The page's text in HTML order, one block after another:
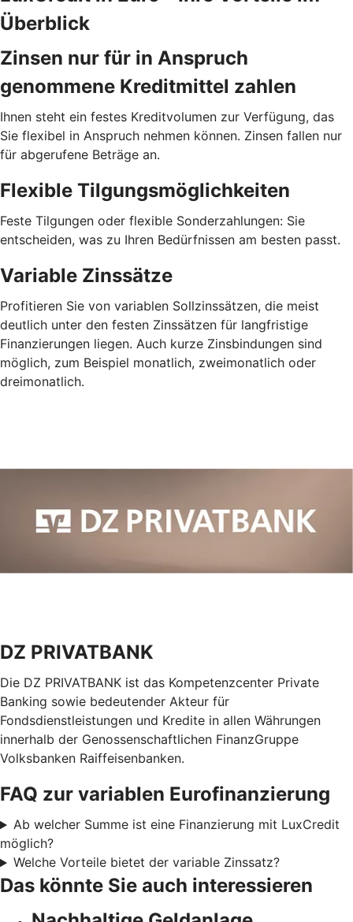
Überblick
Zinsen nur für in Anspruch
genommene Kreditmittel zahlen
Ihnen steht ein festes Kreditvolumen zur Verfügung, das
Sie flexibel in Anspruch nehmen können. Zinsen fallen nur
für abgerufene Beträge an.
Flexible Tilgungsmöglichkeiten
Feste Tilgungen oder flexible Sonderzahlungen: Sie
entscheiden, was zu Ihren Bedürfnissen am besten passt.
Variable Zinssätze
Profitieren Sie von variablen Sollzinssätzen, die meist
deutlich unter den festen Zinssätzen für langfristige
Finanzierungen liegen. Auch kurze Zinsbindungen sind
möglich, zum Beispiel monatlich, zweimonatlich oder
dreimonatlich.
DZ PRIVATBANK
Die DZ PRIVATBANK ist das Kompetenzcenter Private
Banking sowie bedeutender Akteur für
Fondsdienstleistungen und Kredite in allen Währungen
innerhalb der Genossenschaftlichen FinanzGruppe
Volksbanken Raiffeisenbanken.
FAQ zur variablen Eurofinanzierung
Ab welcher Summe ist eine Finanzierung mit LuxCredit
möglich?
Welche Vorteile bietet der variable Zinssatz?
Das könnte Sie auch interessieren